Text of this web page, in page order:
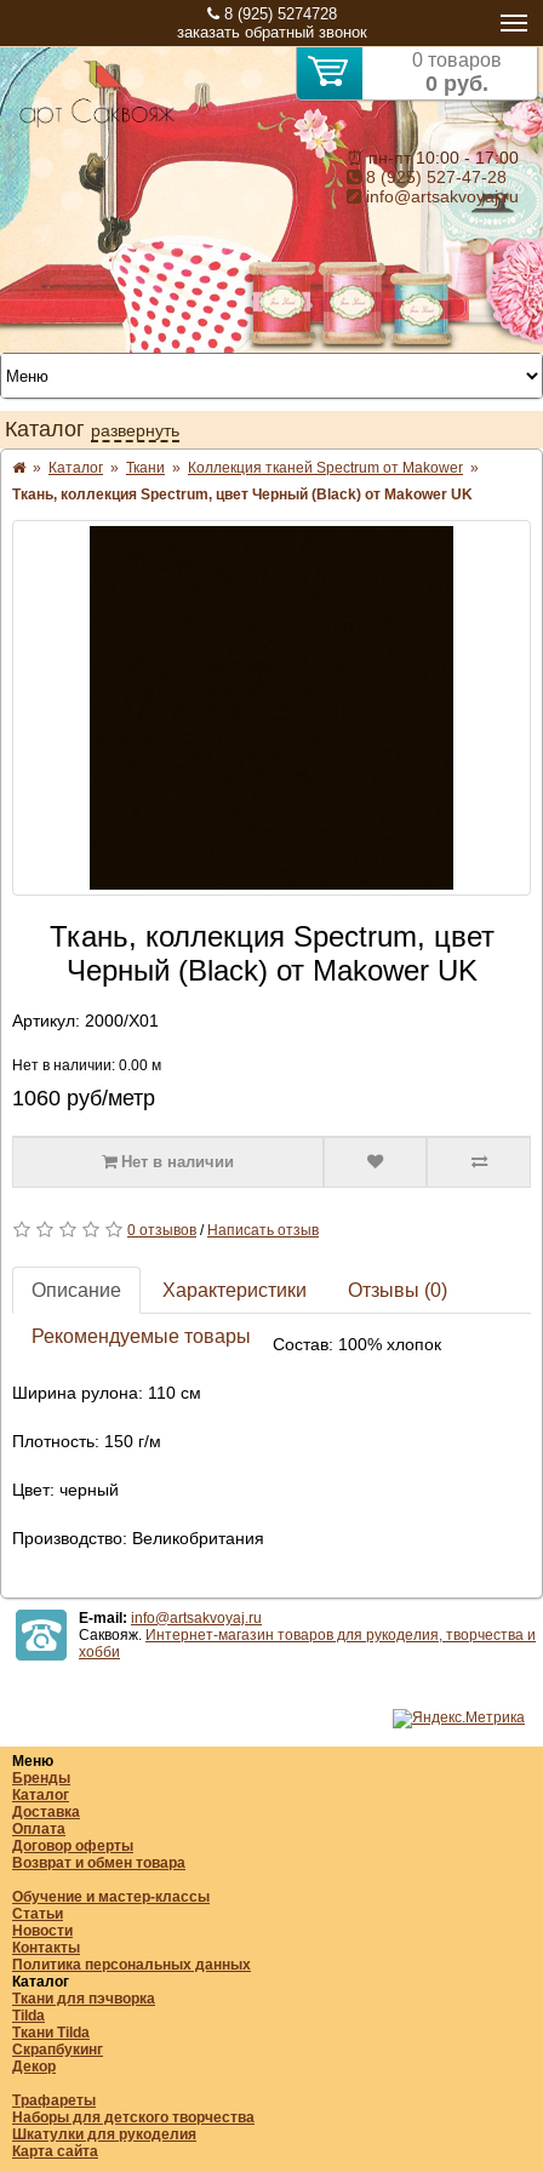
8 (925) 5274728
заказать обратный звонок
0 товаров
0 руб.
⏰ пн-пт 10:00 - 17:00
8 (925) 527-47-28
info@artsakvoyaj.ru
Каталог развернуть
» Каталог » Ткани » Коллекция тканей Spectrum от Makower »
Ткань, коллекция Spectrum, цвет Черный (Black) от Makower UK
Ткань, коллекция Spectrum, цвет
Черный (Black) от Makower UK
Артикул: 2000/X01
Нет в наличии: 0.00 м
1060руб/метр
Нет в наличии
0 отзывов/ Написать отзыв
Описание Характеристики Отзывы (0)
Рекомендуемые товары Состав: 100% хлопок
Ширина рулона: 110 см
Плотность: 150 г/м
Цвет: черный
Производство: Великобритания
E-mail: info@artsakvoyaj.ru
Саквояж. Интернет-магазин товаров для рукоделия, творчества и
хобби
Меню
Бренды
Каталог
Доставка
Оплата
Договор оферты
Возврат и обмен товара
Обучение и мастер-классы
Статьи
Новости
Контакты
Политика персональных данных
Каталог
Ткани для пэчворка
Tilda
Ткани Tilda
Скрапбукинг
Декор
Трафареты
Наборы для детского творчества
Шкатулки для рукоделия
Карта сайта